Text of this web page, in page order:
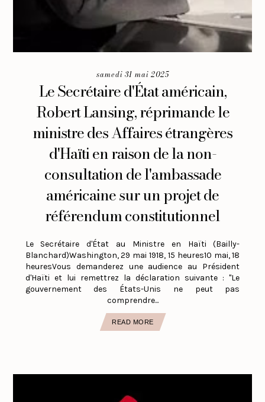
samedi 31 mai 2025
Le Secrétaire d'État américain,
Robert Lansing, réprimande le
ministre des Affaires étrangères
d'Haïti en raison de la non-
consultation de l'ambassade
américaine sur un projet de
référendum constitutionnel
Le Secrétaire d'État au Ministre en Haïti (Bailly-
Blanchard)Washington, 29 mai 1918, 15 heures10 mai, 18
heuresVous demanderez une audience au Président
d'Haïti et lui remettrez la déclaration suivante : "Le
gouvernement des États-Unis ne peut pas
comprendre...
READ MORE